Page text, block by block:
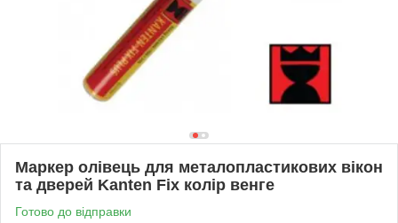
Маркер олівець для металопластикових вікон
та дверей Kanten Fix колір венге
Готово до відправки